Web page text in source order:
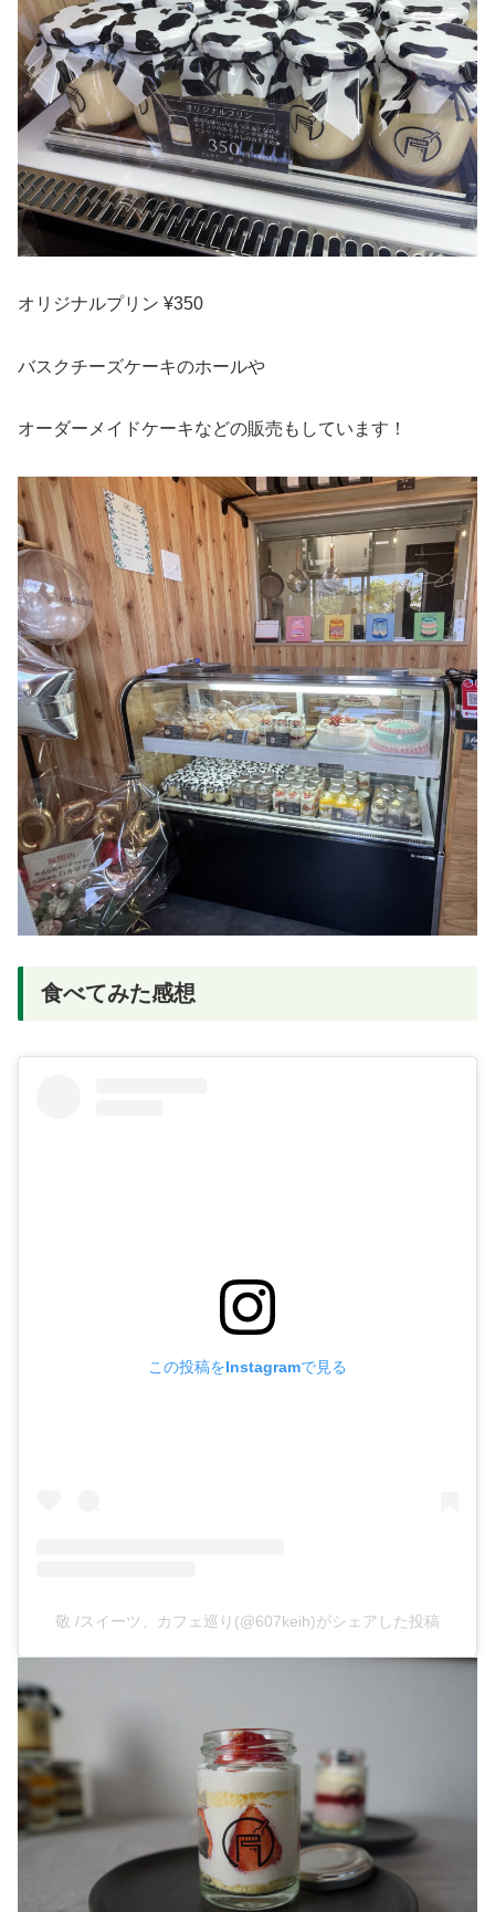
オリジナルプリン ¥350
バスクチーズケーキのホールや
オーダーメイドケーキなどの販売もしています！
食べてみた感想
この投稿をInstagramで見る
敬 /スイーツ、カフェ巡り(@607keih)がシェアした投稿